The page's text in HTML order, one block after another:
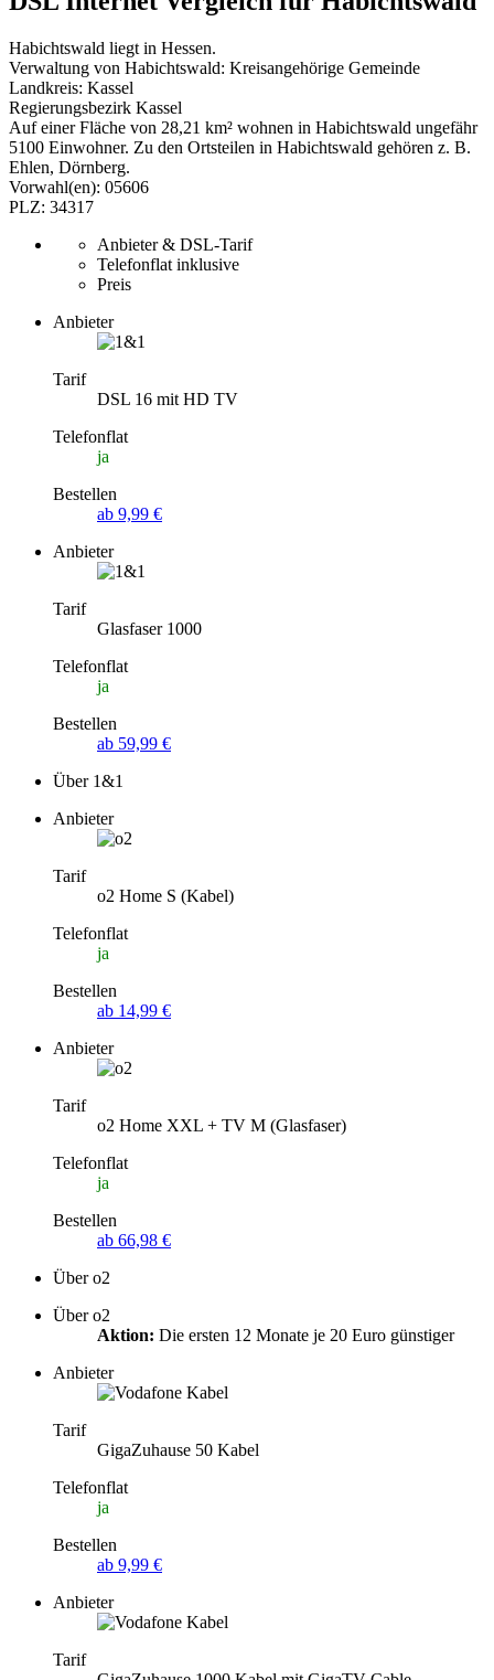
Habichtswald liegt in Hessen.
Verwaltung von Habichtswald: Kreisangehörige Gemeinde
Landkreis: Kassel
Regierungsbezirk Kassel
Auf einer Fläche von 28,21 km² wohnen in Habichtswald ungefähr
5100 Einwohner. Zu den Ortsteilen in Habichtswald gehören z. B.
Ehlen, Dörnberg.
Vorwahl(en): 05606
PLZ: 34317
Anbieter & DSL-Tarif
Telefonflat inklusive
Preis
Anbieter
Tarif
DSL 16 mit HD TV
Telefonflat
ja
Bestellen
ab 9,99 €
Anbieter
Tarif
Glasfaser 1000
Telefonflat
ja
Bestellen
ab 59,99 €
Über 1&1
Anbieter
Tarif
o2 Home S (Kabel)
Telefonflat
ja
Bestellen
ab 14,99 €
Anbieter
Tarif
o2 Home XXL + TV M (Glasfaser)
Telefonflat
ja
Bestellen
ab 66,98 €
Über o2
Über o2
Aktion: Die ersten 12 Monate je 20 Euro günstiger
Anbieter
Tarif
GigaZuhause 50 Kabel
Telefonflat
ja
Bestellen
ab 9,99 €
Anbieter
Tarif